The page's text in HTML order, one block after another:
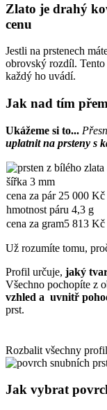
Zlato je drahý
cenu
Jestli na prstenech
obrovský rozdíl. Tento
každý ho uvádí.
Jak nad tím
Ukážeme si to...
uplatnit na prsteny s
šířka 3 mm
cena za pár 25 000 Kč
hmotnost páru 4,3 g
cena za gram5 813 Kč
Už rozumíte tomu,
Profil určuje, jaký
Všechno pochopíte z
vzhled a uvnitř
prst.
Rozbalit všechny
Jak vybrat